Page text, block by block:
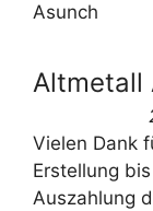
Asunch
Altmetall
Vielen Dank
Erstellung
Auszahlung